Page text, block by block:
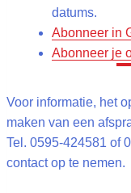
datums.
Abonneer in
Abonneer je
Voor informatie, het
maken van een
Tel. 0595-424581 of
contact op te nemen.